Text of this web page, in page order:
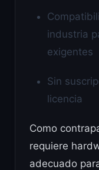
industria
exigentes
Sin
licencia
Como
requiere
adecuado